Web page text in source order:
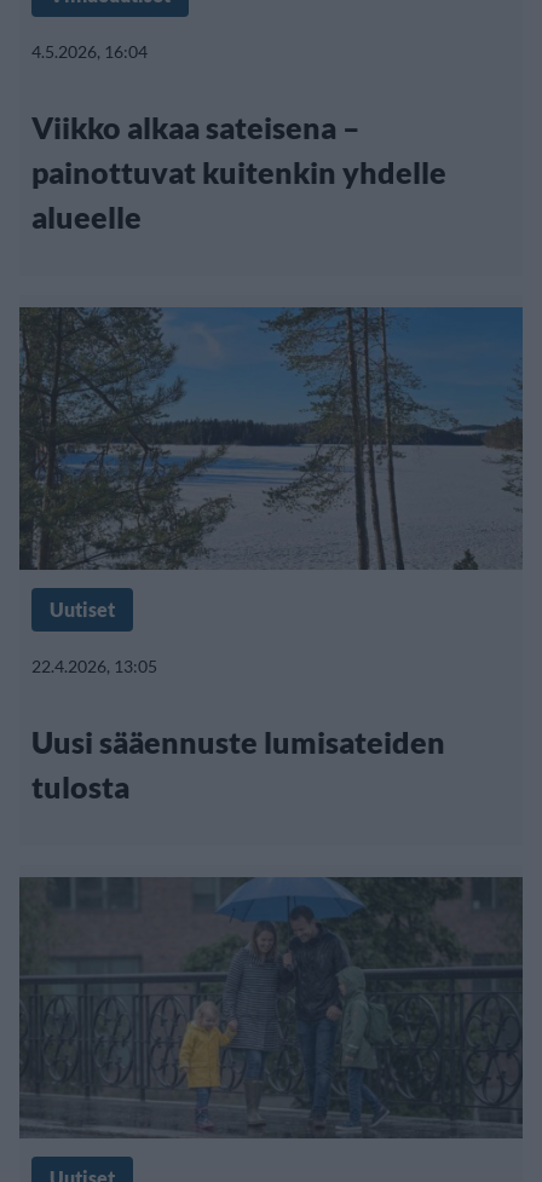
4.5.2026, 16:04
Viikko alkaa sateisena –
painottuvat kuitenkin yhdelle
alueelle
Uutiset
22.4.2026, 13:05
Uusi sääennuste lumisateiden
tulosta